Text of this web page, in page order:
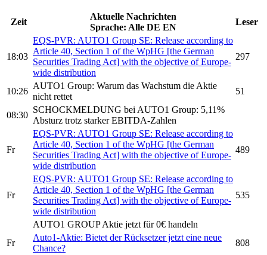
Zeit
Aktuelle Nachrichten
Sprache: Alle DE EN
Leser
18:03
EQS-PVR: AUTO1 Group SE: Release according to
Article 40, Section 1 of the WpHG [the German
Securities Trading Act] with the objective of Europe-
wide distribution
297
10:26
AUTO1 Group: Warum das Wachstum die Aktie
nicht rettet
51
08:30
SCHOCKMELDUNG bei AUTO1 Group: 5,11%
Absturz trotz starker EBITDA-Zahlen
Fr
EQS-PVR: AUTO1 Group SE: Release according to
Article 40, Section 1 of the WpHG [the German
Securities Trading Act] with the objective of Europe-
wide distribution
489
Fr
EQS-PVR: AUTO1 Group SE: Release according to
Article 40, Section 1 of the WpHG [the German
Securities Trading Act] with the objective of Europe-
wide distribution
535
AUTO1 GROUPAktie jetzt für 0€ handeln
Fr
Auto1-Aktie: Bietet der Rücksetzer jetzt eine neue
Chance?
808